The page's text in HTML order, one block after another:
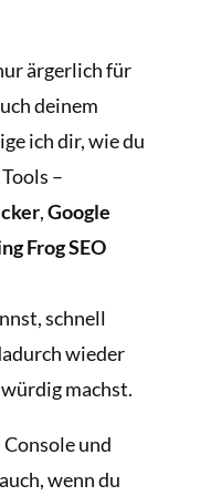
ärgerlich für
deinem
ich dir, wie du
–
,Google
Frog SEO
schnell
wieder
machst.
und
wenn du